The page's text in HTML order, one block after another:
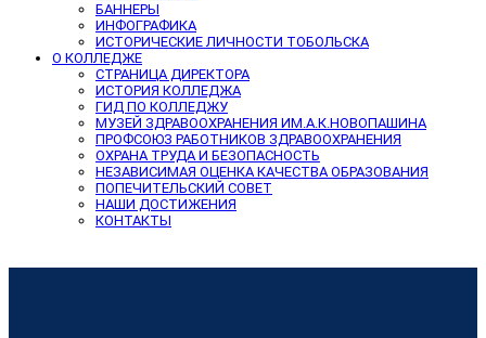
БАННЕРЫ
ИНФОГРАФИКА
ИСТОРИЧЕСКИЕ ЛИЧНОСТИ ТОБОЛЬСКА
О КОЛЛЕДЖЕ
СТРАНИЦА ДИРЕКТОРА
ИСТОРИЯ КОЛЛЕДЖА
ГИД ПО КОЛЛЕДЖУ
МУЗЕЙ ЗДРАВООХРАНЕНИЯ ИМ.А.К.НОВОПАШИНА
ПРОФСОЮЗ РАБОТНИКОВ ЗДРАВООХРАНЕНИЯ
ОХРАНА ТРУДА И БЕЗОПАСНОСТЬ
НЕЗАВИСИМАЯ ОЦЕНКА КАЧЕСТВА ОБРАЗОВАНИЯ
ПОПЕЧИТЕЛЬСКИЙ СОВЕТ
НАШИ ДОСТИЖЕНИЯ
КОНТАКТЫ